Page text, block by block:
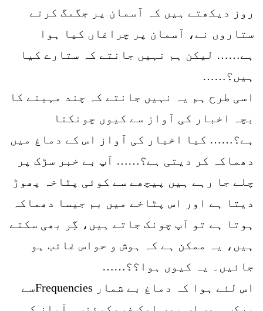
روز دیکھتے ہیں کہ آسمان پر جگمگ کرتے
ستاروں نے، آسمان پر چراغاں کیا ہوا
ہے…… لیکن ہم نہیں جانتے کہ ستارے کیا
ہیں؟……
اسی طرح ہم یہ نہیں جانتے کہ چند مہینے کا
بچہ اخبار کی آواز سے کیوں چونکتا
ہے؟…… کیا اخبار کی آواز اس کے دماغ میں
دھماکہ کر دیتی ہے؟…… آپ بے خبر سڑک پر
چلے جا رہے ہیں پیچھے سے کوئی پٹاخہ پھوڑ
دیتا ہے اور اس پٹاخے میں بم جیسا دھماکہ
ہوتا ہے تو آپ چونک جاتے ہیں، گِر بھی سکتے
ہیں، یہ ممکن ہے کہ ہوش و حواس غائب ہو
جائیں۔ یہ کیوں ہوا؟؟……
اس لئے ہوا کہ دماغ بے شمار Frequenciesسے
مرکب ہے، اس میں ایک فریکوئنسی آواز کی